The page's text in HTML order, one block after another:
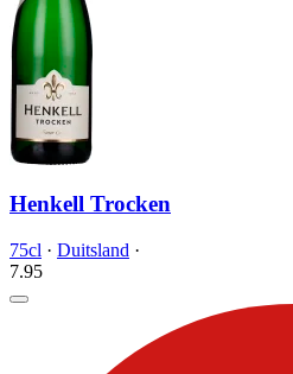
Henkell Trocken
75cl · Duitsland ·
7.95